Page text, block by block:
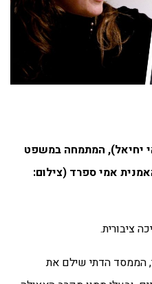
יחיאל), המתמחה במשפט
אמי ספרד (צילום:
ציבורית.
הממסד הדתי שילם את